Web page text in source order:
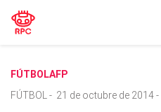
FÚTBOLAFP
FÚTBOL
- 21 de octubre de 2014 -